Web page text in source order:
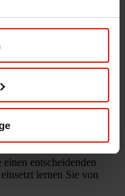
am Stand
entscheidenden
lernen Sie von